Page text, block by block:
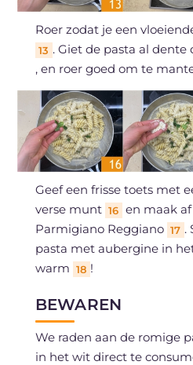
Roer zodat je een
13 . Giet de pasta al dente
, en roer goed om te
Geef een frisse toets met
verse munt 16 en maak
Parmigiano Reggiano 17 .
pasta met aubergine in
warm 18 !
BEWAREN
We raden aan de romige
in het wit direct te